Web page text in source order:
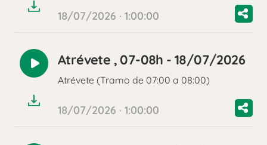
18/07/2026 · 1:00:00
Reproducir
audio
Atrévete , 07-08h - 18/07/2026
Atrévete (Tramo de 07:00 a 08:00)
18/07/2026 · 1:00:00